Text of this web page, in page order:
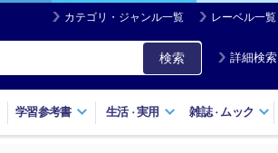
カテゴリ・ジャンル一覧 レーベル一覧
検索 詳細検索
学習参考書 生活・実用 雑誌・ ムック